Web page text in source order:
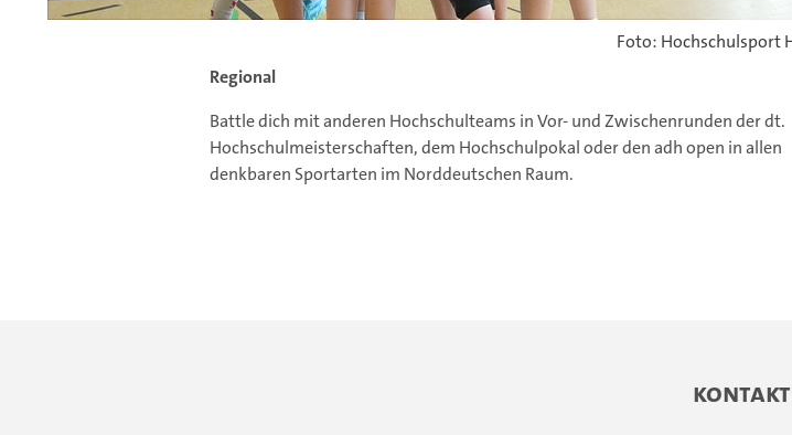
Foto: Hochschulsport
Regional
Battle dich mit anderen Hochschulteams in Vor- und Zwischenrunden der dt.
Hochschulmeisterschaften, dem Hochschulpokal oder den adh open in allen
denkbaren Sportarten im Norddeutschen Raum.
Kontakt